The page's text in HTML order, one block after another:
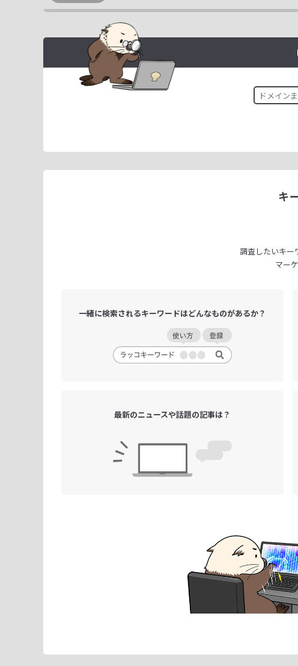
キ
調査したいキー
マー
一緒に検索されるキーワードはどんなものがあるか？
最新のニュースや話題の記事は？